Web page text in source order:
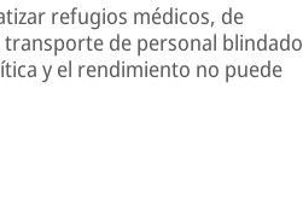
refugios médicos, de
de personal blindado
y el rendimiento no puede